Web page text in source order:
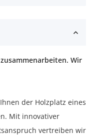
Wir
der Holzplatz eines
Mit innovativer
vertreiben wir